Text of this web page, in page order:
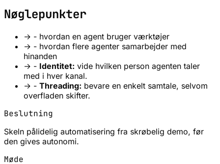
Nøglepunkter
→ - hvordan en agent bruger værktøjer
→ - hvordan flere agenter samarbejder med
hinanden
→ - Identitet: vide hvilken person agenten taler
med i hver kanal.
→ - Threading: bevare en enkelt samtale, selvom
overfladen skifter.
Beslutning
Skeln pålidelig automatisering fra skrøbelig demo, før
den gives autonomi.
Møde